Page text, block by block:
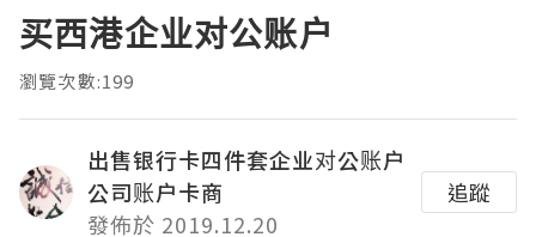
买西港企业对公账户
瀏覽次數:199
出售银行卡四件套企业对公账户
公司账户卡商
發佈於 2019.12.20
追蹤